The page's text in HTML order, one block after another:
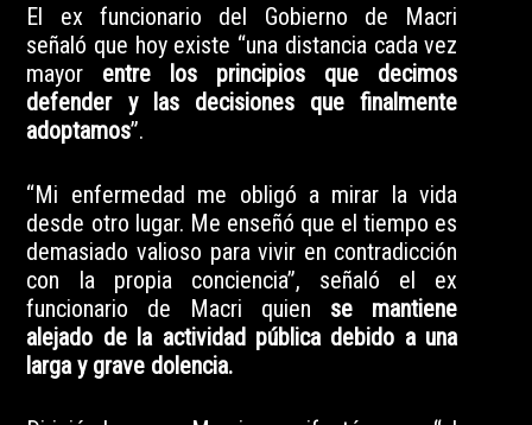
El ex funcionario del Gobierno de Macri
señaló que hoy existe “una distancia cada vez
mayor entre los principios que decimos
defender y las decisiones que finalmente
adoptamos”.
“Mi enfermedad me obligó a mirar la vida
desde otro lugar. Me enseñó que el tiempo es
demasiado valioso para vivir en contradicción
con la propia conciencia”, señaló el ex
funcionario de Macri quien se mantiene
alejado de la actividad pública debido a una
larga y grave dolencia.